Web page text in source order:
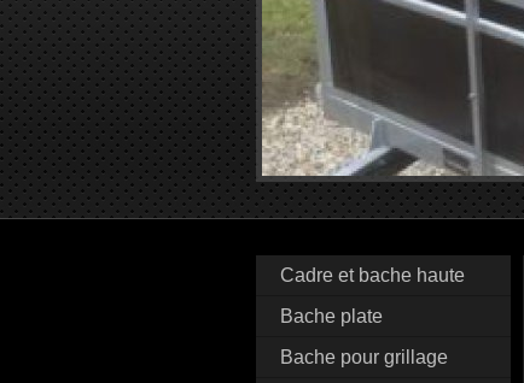
Cadre et bache haute
Bache plate
Bache pour grillage